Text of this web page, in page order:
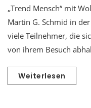
„Trend Mensch“ mit
Martin G. Schmid in
viele Teilnehmer, die
von ihrem Besuch
Weiterlesen